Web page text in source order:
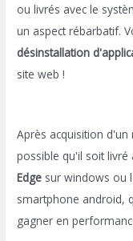
ou livrés avec le
un aspect rébarbatif.
désinstallation
site web !
Après acquisition
possible qu'il soit livré
Edge sur windows ou
smartphone android,
gagner en